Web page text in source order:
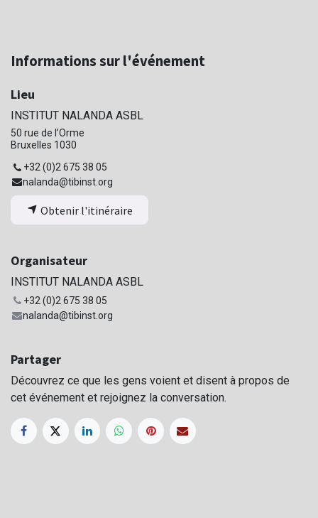
Informations sur l'événement
Lieu
INSTITUT NALANDA ASBL
50 rue de l’Orme
Bruxelles 1030
+32 (0)2 675 38 05
nalanda@tibinst.org
Obtenir l'itinéraire
Organisateur
INSTITUT NALANDA ASBL
+32 (0)2 675 38 05
nalanda@tibinst.org
Partager
Découvrez ce que les gens voient et disent à propos de
cet événement et rejoignez la conversation.